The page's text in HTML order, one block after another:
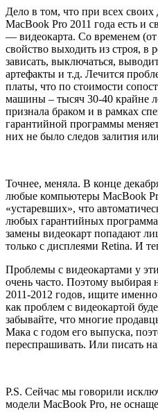
Дело в том, что при всех
MacBook Pro 2011 года есть и
— видеокарта. Со временем (от
свойство выходить из строя, в
зависать, выключаться,
артефакты и т.д. Лечится
платы, что по стоимости
машины – тысяч 30-40 крайне
признала браком и в рамках
гарантийной программы
них не было следов залития
Точнее, меняла. В конце
любые компьютеры MacBook
«устаревших», что
любых гарантийных
замены видеокарт попадают
только с дисплеями Retina. И
Проблемы с видеокартами у
очень часто. Поэтому выбирая
2011-2012 годов, ищите
как проблем с видеокартой
забывайте, что многие
Мака с годом его выпуска,
переспрашивать. Или писать
P.S. Сейчас мы говорили
модели MacBook Pro, не